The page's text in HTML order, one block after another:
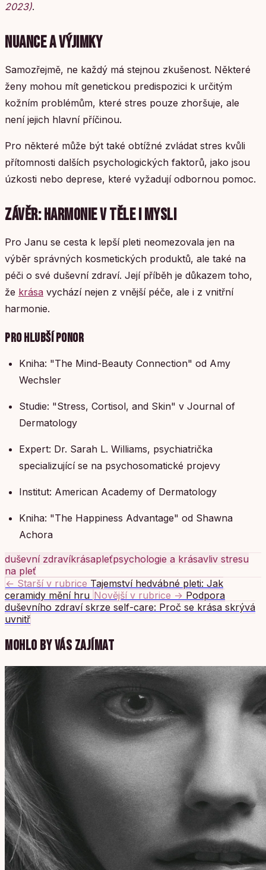
2023).
NUANCE A VÝJIMKY
Samozřejmě, ne každý má stejnou zkušenost. Některé
ženy mohou mít genetickou predispozici k určitým
kožním problémům, které stres pouze zhoršuje, ale
není jejich hlavní příčinou.
Pro některé může být také obtížné zvládat stres kvůli
přítomnosti dalších psychologických faktorů, jako jsou
úzkosti nebo deprese, které vyžadují odbornou pomoc.
ZÁVĚR: HARMONIE V TĚLE I MYSLI
Pro Janu se cesta k lepší pleti neomezovala jen na
výběr správných kosmetických produktů, ale také na
péči o své duševní zdraví. Její příběh je důkazem toho,
že krása vychází nejen z vnější péče, ale i z vnitřní
harmonie.
PRO HLUBŠÍ PONOR
Kniha: "The Mind-Beauty Connection" od Amy
Wechsler
Studie: "Stress, Cortisol, and Skin" v Journal of
Dermatology
Expert: Dr. Sarah L. Williams, psychiatrička
specializující se na psychosomatické projevy
Institut: American Academy of Dermatology
Kniha: "The Happiness Advantage" od Shawna
Achora
duševní zdravíkrásapleťpsychologie a krásavliv stresu
na pleť
← Starší v rubrice Tajemství hedvábné pleti: Jak
ceramidy mění hru Novější v rubrice → Podpora
duševního zdraví skrze self-care: Proč se krása skrývá
uvnitř
MOHLO BY VÁS ZAJÍMAT